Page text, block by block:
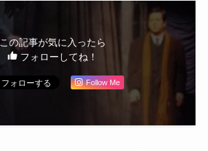
この記事が気に入ったら
フォローしてね！
Follow Me